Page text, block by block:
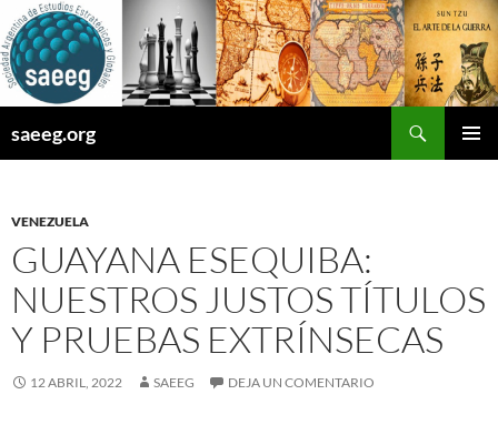
Saltar
al
contenido
saeeg.org
VENEZUELA
GUAYANA ESEQUIBA:
NUESTROS JUSTOS TÍTULOS
Y PRUEBAS EXTRÍNSECAS
12 ABRIL, 2022 SAEEG DEJA UN COMENTARIO